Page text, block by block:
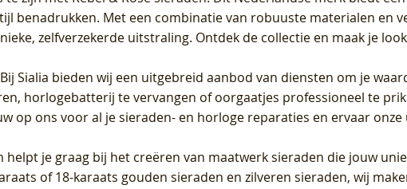
benadrukken. Met een combinatie van robuuste materialen en
zelfverzekerde uitstraling. Ontdek de collectie en maak je
Sialia bieden wij een uitgebreid aanbod van diensten om je
horlogebatterij te vervangen of oorgaatjes professioneel te
op ons voor al je sieraden- en horloge reparaties en ervaar
helpt je graag bij het creëren van maatwerk sieraden die jouw
of 18-karaats gouden sieraden en zilveren sieraden, wij